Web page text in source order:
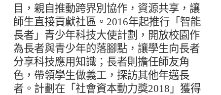
目，親自推動跨界別協作，資源共享，讓
師生直接貢獻社區。2016年起推行「智能
長者」青少年科技大使計劃，開放校園作
為長者與青少年的落腳點，讓學生向長者
分享科技應用知識；長者則擔任師友角
色，帶領學生做義工，探訪其他年邁長
者。計劃在「社會資本動力獎2018」獲得